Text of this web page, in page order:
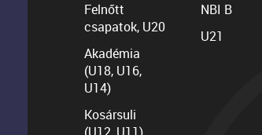
Felnőtt
csapatok, U20
Akadémia
(U18, U16,
U14)
Kosársuli
NBI B
U21